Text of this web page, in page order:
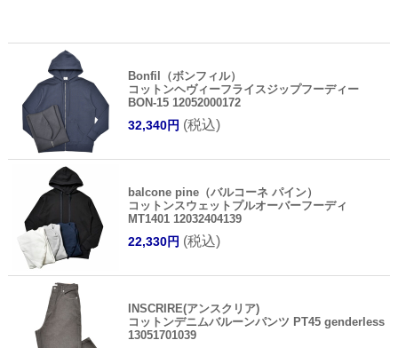
Bonfil（ボンフィル）
コットンヘヴィーフライスジップフーディー
BON-15 12052000172
32,340円 (税込)
balcone pine（バルコーネ パイン）
コットンスウェットプルオーバーフーディ
MT1401 12032404139
22,330円 (税込)
INSCRIRE(アンスクリア)
コットンデニムバルーンパンツ PT45 genderless
13051701039